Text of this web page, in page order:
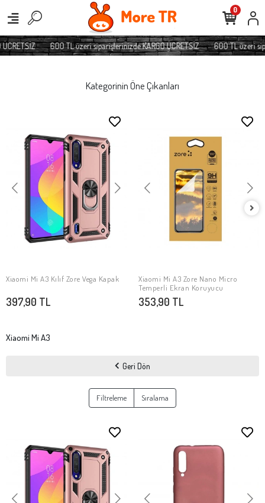
600 TL üzeri siparişlerinizde KARGO ÜCRETSİZ 600 TL üzeri
0
Kategorinin Öne Çıkanları
SEPETE EKLE
Xiaomi Mi A3 Kılıf Zore Vega Kapak
397,90 TL
SEPETE EKLE
Xiaomi Mi A3 Zore Nano Micro
Temperli Ekran Koruyucu
353,90 TL
Xiaomi Mi A3
Geri Dön
Filtreleme Sıralama